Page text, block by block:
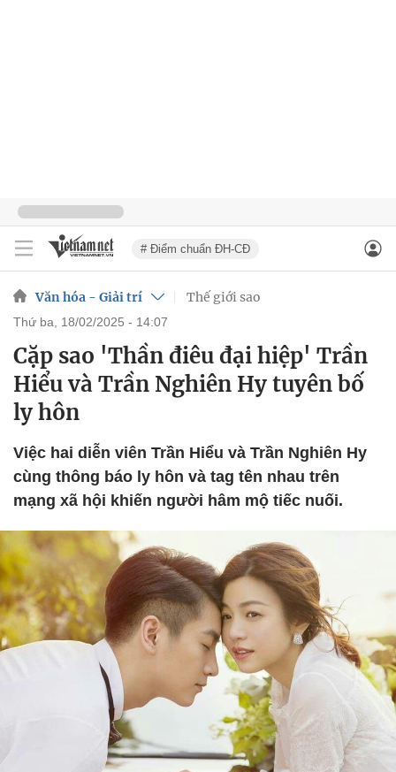
# Điểm chuẩn ĐH-CĐ
Văn hóa - Giải trí Thế giới sao
thứ ba, 18/02/2025 - 14:07
Cặp sao 'Thần điêu đại hiệp' Trần
Hiểu và Trần Nghiên Hy tuyên bố
ly hôn
Việc hai diễn viên Trần Hiểu và Trần Nghiên Hy
cùng thông báo ly hôn và tag tên nhau trên
mạng xã hội khiến người hâm mộ tiếc nuối.